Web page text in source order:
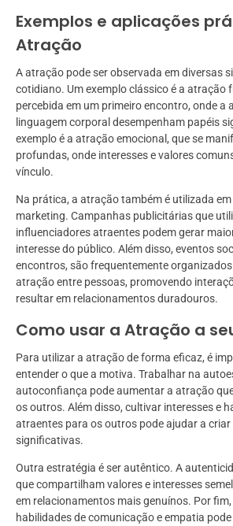
Exemplos e aplicações
Atração
A atração pode ser observada em diversas
cotidiano. Um exemplo clássico é a atração
percebida em um primeiro encontro, onde a
linguagem corporal desempenham papéis
exemplo é a atração emocional, que se
profundas, onde interesses e valores
vínculo.
Na prática, a atração também é utilizada
marketing. Campanhas publicitárias que
influenciadores atraentes podem gerar
interesse do público. Além disso, eventos
encontros, são frequentemente
atração entre pessoas, promovendo
resultar em relacionamentos duradouros.
Como usar a Atração a
Para utilizar a atração de forma eficaz, é
entender o que a motiva. Trabalhar na
autoconfiança pode aumentar a atração
os outros. Além disso, cultivar interesses e
atraentes para os outros pode ajudar a criar
significativas.
Outra estratégia é ser autêntico. A
que compartilham valores e interesses
em relacionamentos mais genuínos. Por
habilidades de comunicação e empatia